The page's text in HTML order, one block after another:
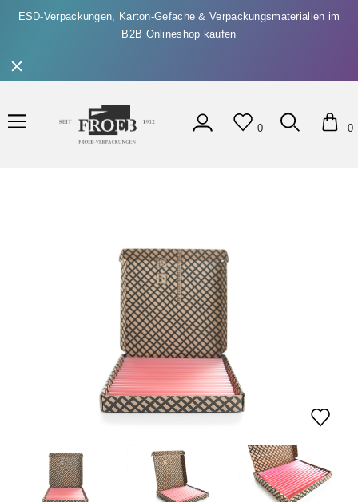
ESD-Verpackungen, Karton-Gefache & Verpackungsmaterialien im
B2B Onlineshop kaufen
0 0